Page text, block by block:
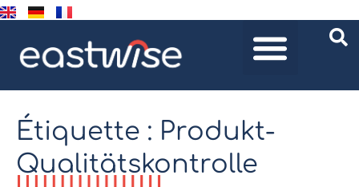
Étiquette : Produkt-
Qualitätskontrolle